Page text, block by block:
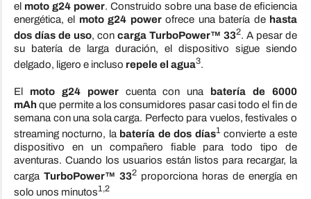
el moto g24 power. Construido sobre una base de eficiencia
energética, el moto g24 powerofrece una batería de hasta
dos días de uso, concarga TurboPower™ 332. A pesar de
su batería de larga duración, el dispositivo sigue siendo
delgado, ligero e incluso repele el agua3.
El moto g24 powercuenta con una batería de 6000
mAhque permite a los consumidores pasar casi todo el fin de
semana con una sola carga. Perfecto para vuelos, festivales o
streaming nocturno, la batería de dos días1convierte a este
dispositivo en un compañero fiable para todo tipo de
aventuras. Cuando los usuarios están listos para recargar, la
carga TurboPower™ 332 proporciona horas de energía en
solo unos minutos1,2